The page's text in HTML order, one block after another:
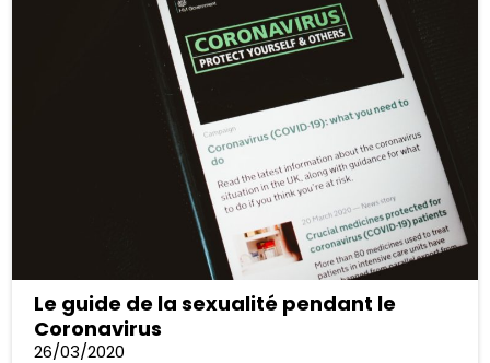
Le guide de la sexualité pendant le
Coronavirus
26/03/2020